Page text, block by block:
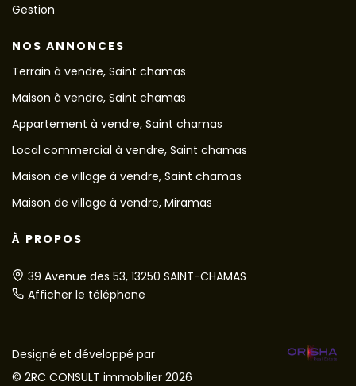
Gestion
NOS ANNONCES
Terrain à vendre, Saint chamas
Maison à vendre, Saint chamas
Appartement à vendre, Saint chamas
Local commercial à vendre, Saint chamas
Maison de village à vendre, Saint chamas
Maison de village à vendre, Miramas
À PROPOS
39 Avenue des 53, 13250 SAINT-CHAMAS
Afficher le téléphone
Designé et développé par
© 2RC CONSULT immobilier 2026